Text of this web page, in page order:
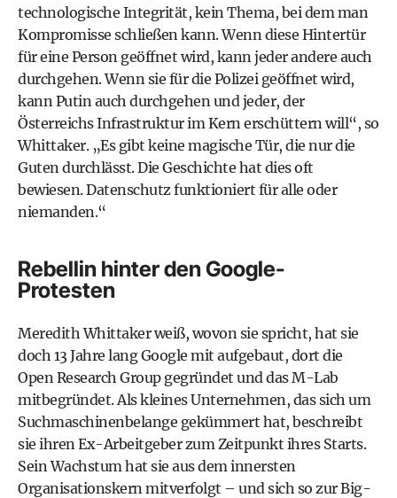
technologische Integrität, kein Thema, bei dem man
Kompromisse schließen kann. Wenn diese Hintertür
für eine Person geöffnet wird, kann jeder andere auch
durchgehen. Wenn sie für die Polizei geöffnet wird,
kann Putin auch durchgehen und jeder, der
Österreichs Infrastruktur im Kern erschüttern will“, so
Whittaker. „Es gibt keine magische Tür, die nur die
Guten durchlässt. Die Geschichte hat dies oft
bewiesen. Datenschutz funktioniert für alle oder
niemanden.“
Rebellin hinter den Google-
Protesten
Meredith Whittaker weiß, wovon sie spricht, hat sie
doch 13 Jahre lang Google mit aufgebaut, dort die
Open Research Group gegründet und das M-Lab
mitbegründet. Als kleines Unternehmen, das sich um
Suchmaschinenbelange gekümmert hat, beschreibt
sie ihren Ex-Arbeitgeber zum Zeitpunkt ihres Starts.
Sein Wachstum hat sie aus dem innersten
Organisationskern mitverfolgt – und sich so zur Big-